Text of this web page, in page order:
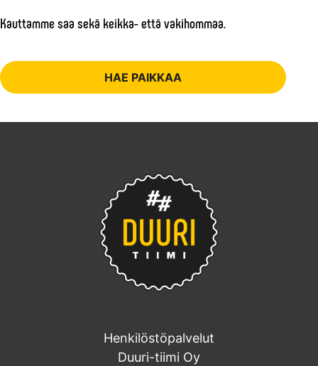
Kauttamme saa sekä keikka- että vakihommaa.
HAE PAIKKAA
Henkilöstöpalvelut
Duuri-tiimi Oy